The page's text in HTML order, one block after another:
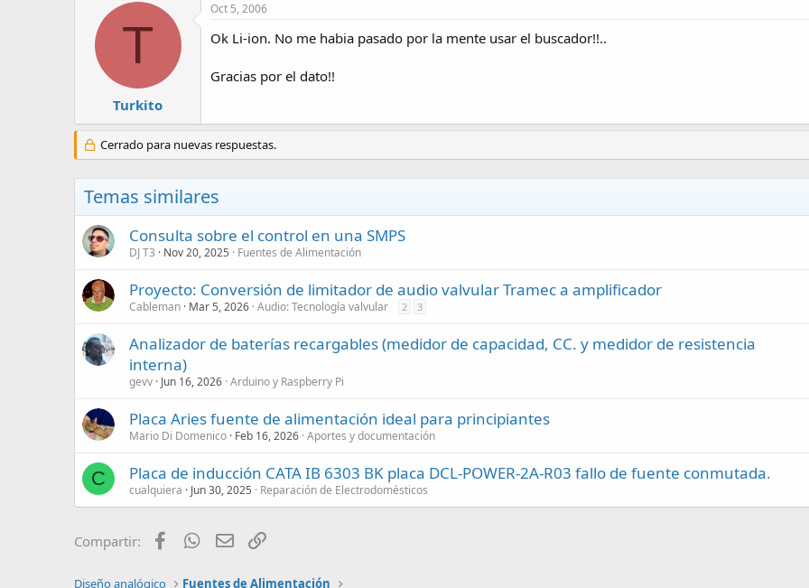
T
Turkito
Oct 5, 2006
Ok Li-ion. No me habia pasado por la mente usar el buscador!!..
Gracias por el dato!!
Cerrado para nuevas respuestas.
Temas similares
Consulta sobre el control en una SMPS
DJ T3 Nov 20, 2025 Fuentes de Alimentación
Proyecto: Conversión de limitador de audio valvular Tramec a amplificador
Cableman Mar 5, 2026 Audio: Tecnología valvular 2 3
Analizador de baterías recargables (medidor de capacidad, CC. y medidor de resistencia
interna)
gevv Jun 16, 2026 Arduino y Raspberry Pi
Placa Aries fuente de alimentación ideal para principiantes
Mario Di Domenico Feb 16, 2026 Aportes y documentación
C Placa de inducción CATA IB 6303 BK placa DCL-POWER-2A-R03 fallo de fuente conmutada.
cualquiera Jun 30, 2025 Reparación de Electrodomésticos
Compartir: FacebookWhatsApp
Email
Diseño analógico Fuentes de Alimentación